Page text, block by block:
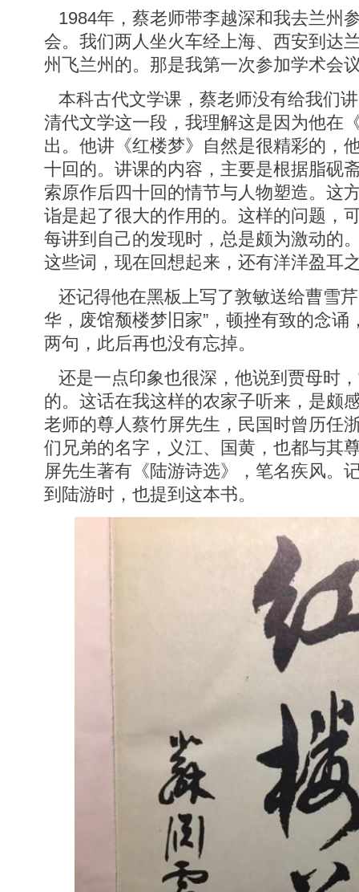
1984年，蔡老师带李越深和我去兰州
会。我们两人坐火车经上海、西安到达
州飞兰州的。那是我第一次参加学术会
本科古代文学课，蔡老师没有给我们
清代文学这一段，我理解这是因为他在
出。他讲《红楼梦》自然是很精彩的，
十回的。讲课的内容，主要是根据脂砚
索原作后四十回的情节与人物塑造。这
诣是起了很大的作用的。这样的问题，
每讲到自己的发现时，总是颇为激动的
这些词，现在回想起来，还有洋洋盈耳
还记得他在黑板上写了敦敏送给曹雪
华，废馆颓楼梦旧家”，顿挫有致的念
两句，此后再也没有忘掉。
还是一点印象也很深，他说到贾母时
的。这话在我这样的农家子听来，是颇
老师的尊人蔡竹屏先生，民国时曾历任
们兄弟的名字，义江、国黄，也都与其
屏先生著有《陆游诗选》，笔名疾风。
到陆游时，也提到这本书。